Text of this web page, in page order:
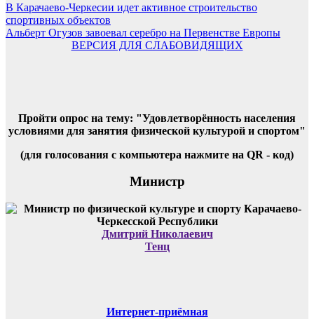
В Карачаево-Черкесии идет активное строительство
спортивных объектов
Альберт Огузов завоевал серебро на Первенстве Европы
ВЕРСИЯ ДЛЯ СЛАБОВИДЯЩИХ
Пройти опрос на тему: "Удовлетворённость населения
условиями для занятия физической культурой и спортом"
(для голосования с компьютера нажмите на QR - код)
Министр
Дмитрий Николаевич
Тенц
Интернет-приёмная